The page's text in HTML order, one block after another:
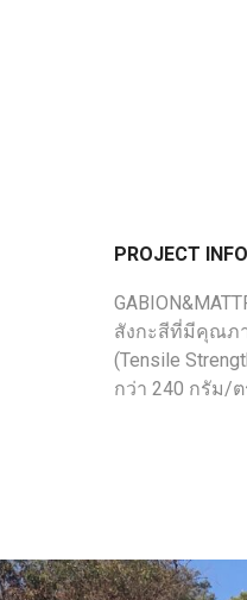
PROJECT
สังกะสีที่มีคุณภ
(Tensile
กว่า 240 กรัม/